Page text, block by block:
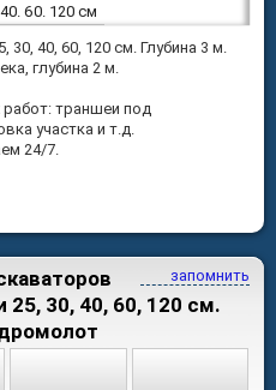
60. 120 см
40, 60, 120 см. Глубина 3 м.
глубина 2 м.
траншеи под
участка и т.д.
24/7.
запомнить
25, 30, 40, 60, 120 см.